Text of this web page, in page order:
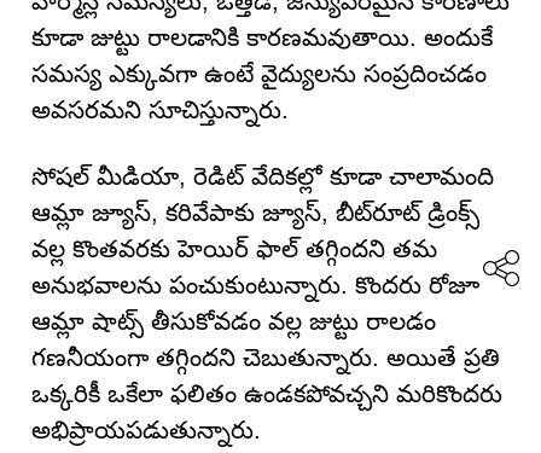
కూడా జుట్టు రాలడానికి కారణమవుతాయి. అందుకే
సమస్య ఎక్కువగా ఉంటే వైద్యులను సంప్రదించడం
అవసరమని సూచిస్తున్నారు.
సోషల్ మీడియా, రెడిట్ వేదికల్లో కూడా చాలామంది
ఆమ్లా జ్యూస్‌, కరివేపాకు జ్యూస్‌, బీట్‌రూట్ డ్రింక్స్
వల్ల కొంతవరకు హెయిర్ ఫాల్ తగ్గిందని తమ
అనుభవాలను పంచుకుంటున్నారు. కొందరు రోజూ
ఆమ్లా షాట్స్ తీసుకోవడం వల్ల జుట్టు రాలడం
గణనీయంగా తగ్గిందని చెబుతున్నారు. అయితే ప్రతి
ఒక్కరికీ ఒకేలా ఫలితం ఉండకపోవచ్చని మరికొందరు
అభిప్రాయపడుతున్నారు.